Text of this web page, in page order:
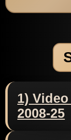
1)
2008-25